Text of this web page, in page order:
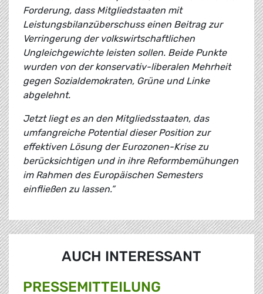
Forderung, dass Mitgliedstaaten mit
Leistungsbilanzüberschuss einen Beitrag zur
Verringerung der volkswirtschaftlichen
Ungleichgewichte leisten sollen. Beide Punkte
wurden von der konservativ-liberalen Mehrheit
gegen Sozialdemokraten, Grüne und Linke
abgelehnt.
Jetzt liegt es an den Mitgliedsstaaten, das
umfangreiche Potential dieser Position zur
effektiven Lösung der Eurozonen-Krise zu
berücksichtigen und in ihre Reformbemühungen
im Rahmen des Europäischen Semesters
einfließen zu lassen.”
AUCH INTERESSANT
PRESSE­MITTEILUNG